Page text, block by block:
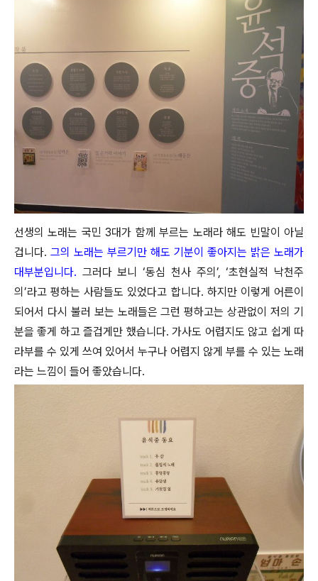
선생의 노래는 국민 3대가 함께 부르는 노래라 해도 빈말이 아닐
겁니다. 그의 노래는 부르기만 해도 기분이 좋아지는 밝은 노래가
대부분입니다. 그러다 보니 ‘동심 천사 주의’, ‘초현실적 낙천주
의’라고 평하는 사람들도 있었다고 합니다. 하지만 이렇게 어른이
되어서 다시 불러 보는 노래들은 그런 평하고는 상관없이 저의 기
분을 좋게 하고 즐겁게만 했습니다. 가사도 어렵지도 않고 쉽게 따
라부를 수 있게 쓰여 있어서 누구나 어렵지 않게 부를 수 있는 노래
라는 느낌이 들어 좋았습니다.